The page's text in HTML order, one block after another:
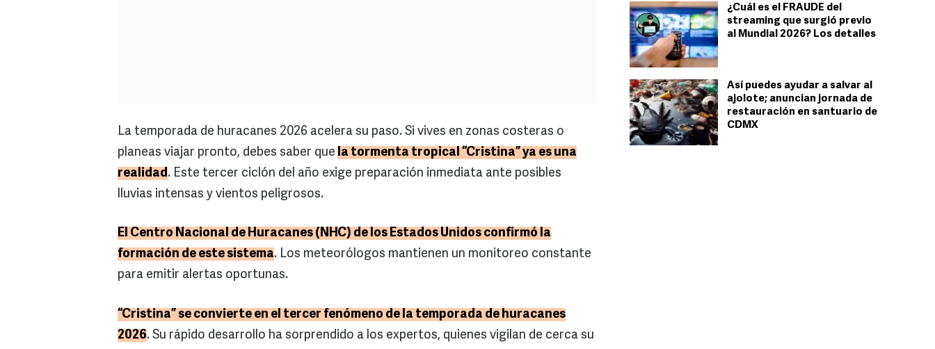
¿Cuál es el FRAUDE del
streaming que surgió previo
al Mundial 2026? Los detalles
Así puedes ayudar a salvar al
ajolote; anuncian jornada de
restauración en santuario de
CDMX
La temporada de huracanes 2026 acelera su paso. Si vives en zonas costeras o
planeas viajar pronto, debes saber que la tormenta tropical “Cristina” ya es una
realidad. Este tercer ciclón del año exige preparación inmediata ante posibles
lluvias intensas y vientos peligrosos.
El Centro Nacional de Huracanes (NHC) de los Estados Unidos confirmó la
formación de este sistema. Los meteorólogos mantienen un monitoreo constante
para emitir alertas oportunas.
“Cristina” se convierte en el tercer fenómeno de la temporada de huracanes
2026. Su rápido desarrollo ha sorprendido a los expertos, quienes vigilan de cerca su